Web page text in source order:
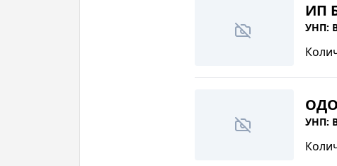
ИП
УНП:
УНП: